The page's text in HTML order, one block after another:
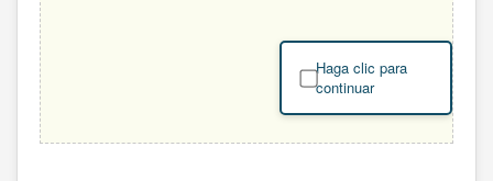
Haga clic para
continuar